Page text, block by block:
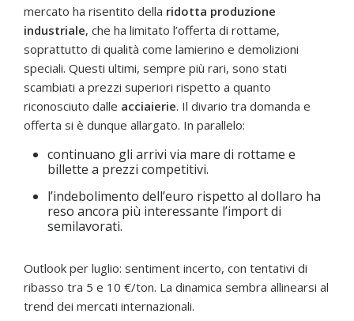
mercato ha risentito della ridotta produzione
industriale, che ha limitato l’offerta di rottame,
soprattutto di qualità come lamierino e demolizioni
speciali. Questi ultimi, sempre più rari, sono stati
scambiati a prezzi superiori rispetto a quanto
riconosciuto dalle acciaierie. Il divario tra domanda e
offerta si è dunque allargato. In parallelo:
continuano gli arrivi via mare di rottame e
billette a prezzi competitivi.
l’indebolimento dell’euro rispetto al dollaro ha
reso ancora più interessante l’import di
semilavorati.
Outlook per luglio: sentiment incerto, con tentativi di
ribasso tra 5 e 10 €/ton. La dinamica sembra allinearsi al
trend dei mercati internazionali.